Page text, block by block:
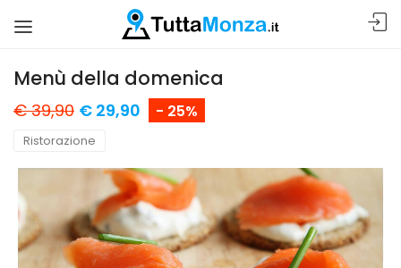
Menù della domenica
€ 39,90 € 29,90 - 25%
Ristorazione